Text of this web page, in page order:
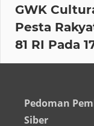
GWK
Pesta
81 RI Pada
Pedoman
Siber